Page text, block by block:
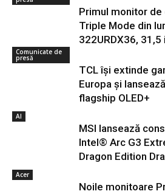
Primul monitor de
Triple Mode din
322URDX36, 31,5
Comunicate de
presă
TCL își extinde
Europa și
flagship OLED+
AI
MSI lansează
Intel® Arc G3
Dragon Edition
Acer
Noile monitoare